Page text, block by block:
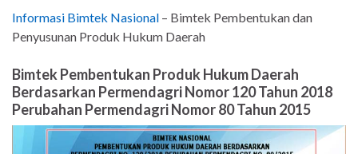
Informasi Bimtek Nasional – Bimtek Pembentukan dan
Penyusunan Produk Hukum Daerah
Bimtek Pembentukan Produk Hukum Daerah
Berdasarkan Permendagri Nomor 120 Tahun 2018
Perubahan Permendagri Nomor 80 Tahun 2015